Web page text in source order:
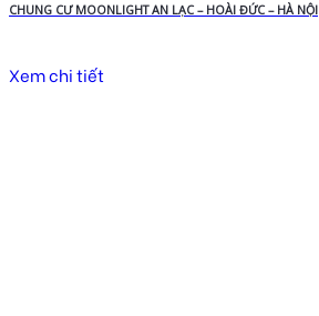
CHUNG CƯ MOONLIGHT AN LẠC – HOÀI ĐỨC – HÀ NỘI
Xem chi tiết